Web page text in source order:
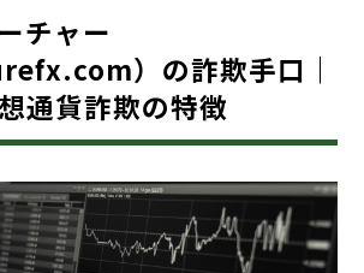
チャー
）の詐欺手口｜
通貨詐欺の特徴